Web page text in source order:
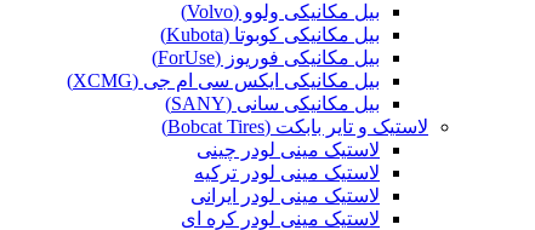
بیل مکانیکی ولوو (Volvo)
بیل مکانیکی کوبوتا (Kubota)
بیل مکانیکی فوریوز (ForUse)
بیل مکانیکی ایکس سی ام جی (XCMG)
بیل مکانیکی سانی (SANY)
لاستیک و تایر بابکت (Bobcat Tires)
لاستیک مینی لودر چینی
لاستیک مینی لودر ترکیه
لاستیک مینی لودر ایرانی
لاستیک مینی لودر کره ای